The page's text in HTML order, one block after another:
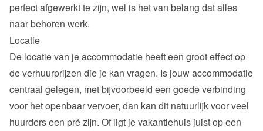
perfect afgewerkt te zijn, wel is het van belang dat alles
naar behoren werk.
Locatie
De locatie van je accommodatie heeft een groot effect op
de verhuurprijzen die je kan vragen. Is jouw accommodatie
centraal gelegen, met bijvoorbeeld een goede verbinding
voor het openbaar vervoer, dan kan dit natuurlijk voor veel
huurders een pré zijn. Of ligt je vakantiehuis juist op een